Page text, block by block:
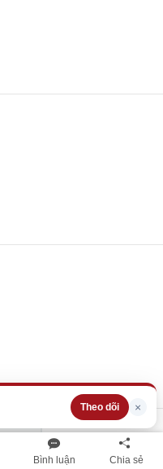
Bình luận Chia sẻ
Theo dõi ×